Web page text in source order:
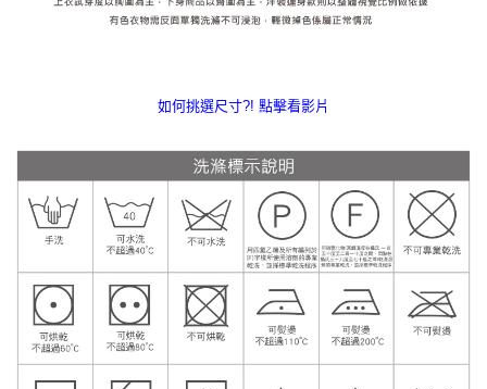
如何挑選尺寸?! 點擊看影片